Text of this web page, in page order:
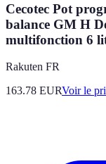
Cecotec Pot
balance GM H
multifonction 6
Rakuten FR
163.78 EURVoir le